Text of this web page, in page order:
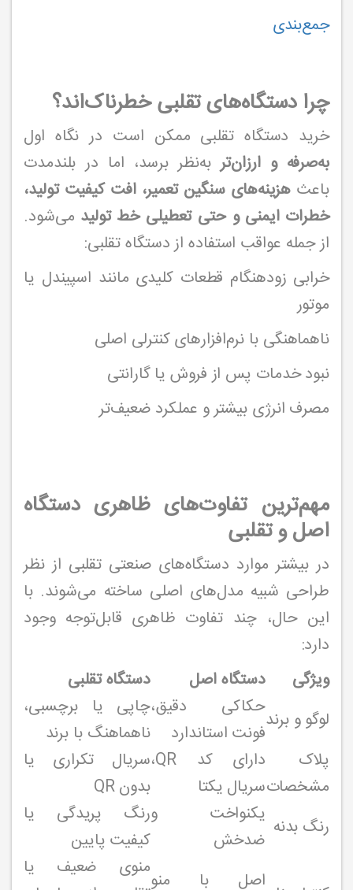
جمع‌بندی
چرا دستگاه‌های تقلبی خطرناک‌اند؟
خرید دستگاه تقلبی ممکن است در نگاه اول
به‌صرفه و ارزان‌تربه‌نظر برسد، اما در بلندمدت
باعث هزینه‌های سنگین تعمیر، افت کیفیت تولید،
خطرات ایمنی و حتی تعطیلی خط تولید می‌شود.
از جمله عواقب استفاده از دستگاه تقلبی:
خرابی زودهنگام قطعات کلیدی مانند اسپیندل یا
موتور
ناهماهنگی با نرم‌افزارهای کنترلی اصلی
نبود خدمات پس از فروش یا گارانتی
مصرف انرژی بیشتر و عملکرد ضعیف‌تر
مهم‌ترین تفاوت‌های ظاهری دستگاه
اصل و تقلبی
در بیشتر موارد دستگاه‌های صنعتی تقلبی از نظر
طراحی شبیه مدل‌های اصلی ساخته می‌شوند. با
این حال، چند تفاوت ظاهری قابل‌توجه وجود
دارد:
ویژگی
دستگاه اصل
دستگاه تقلبی
لوگو و برند
حکاکی دقیق،
فونت استاندارد
چاپی یا برچسبی،
ناهماهنگ با برند
پلاک
مشخصات
دارای کد QR،
سریال یکتا
سریال تکراری یا
بدون QR
رنگ بدنه
یکنواخت و
ضدخش
رنگ پریدگی یا
کیفیت پایین
اصل با منو
منوی ضعیف یا